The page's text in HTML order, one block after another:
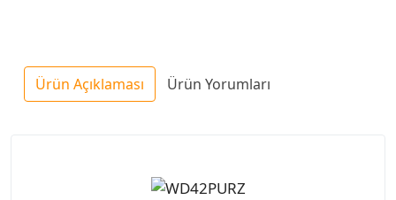
Ürün Açıklaması Ürün Yorumları